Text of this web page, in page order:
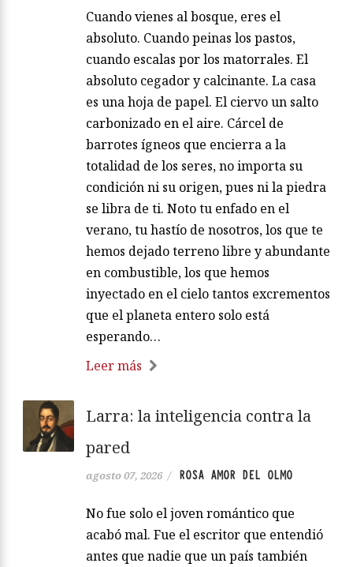
Cuando vienes al bosque, eres el
absoluto. Cuando peinas los pastos,
cuando escalas por los matorrales. El
absoluto cegador y calcinante. La casa
es una hoja de papel. El ciervo un salto
carbonizado en el aire. Cárcel de
barrotes ígneos que encierra a la
totalidad de los seres, no importa su
condición ni su origen, pues ni la piedra
se libra de ti. Noto tu enfado en el
verano, tu hastío de nosotros, los que te
hemos dejado terreno libre y abundante
en combustible, los que hemos
inyectado en el cielo tantos excrementos
que el planeta entero solo está
esperando…
Leer más
Larra: la inteligencia contra la
pared
agosto 07, 2026 / ROSA AMOR DEL OLMO
No fue solo el joven romántico que
acabó mal. Fue el escritor que entendió
antes que nadie que un país también